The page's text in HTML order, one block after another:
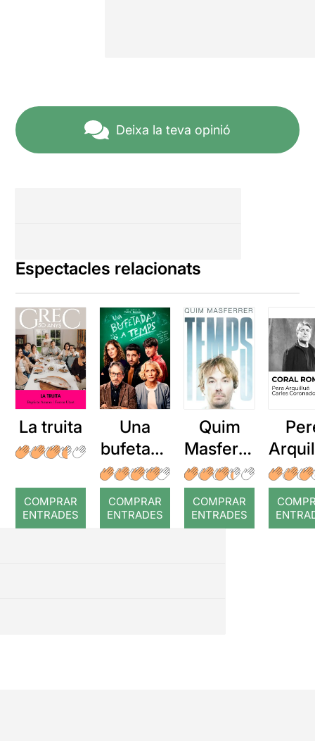
Deixa la teva opinió
Espectacles relacionats
La truita
COMPRAR
ENTRADES
Una
bufetada
a temps
COMPRAR
ENTRADES
Quim
Masferre
r: Temps
COMPRAR
ENTRADES
: